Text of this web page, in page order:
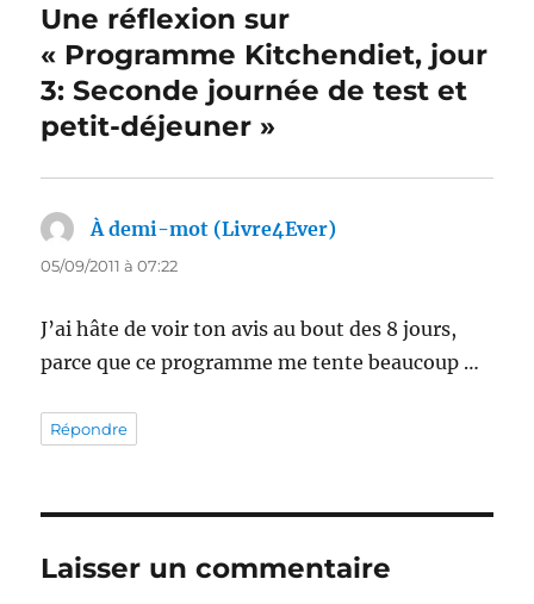
Une réflexion sur
« Programme Kitchendiet, jour
3: Seconde journée de test et
petit-déjeuner »
À demi-mot (Livre4Ever)
05/09/2011 à 07:22
J’ai hâte de voir ton avis au bout des 8 jours,
parce que ce programme me tente beaucoup …
Répondre
Laisser un commentaire